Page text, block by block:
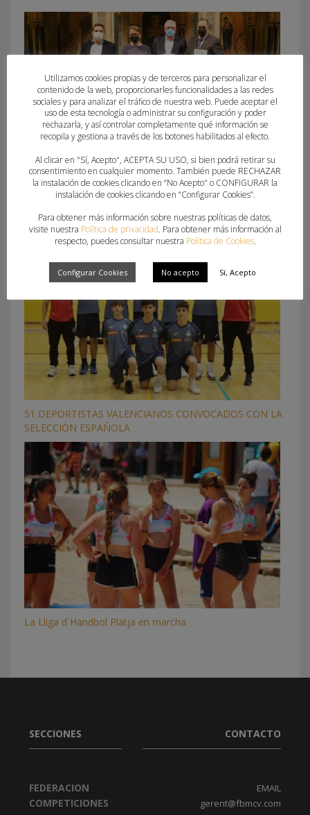
LA BENEFICENCIA ACOGE LA PRESENTACIÓN DEL
VALENCIANA”
51 DEPORTISTAS VALENCIANOS CONVOCADOS CON LA
SELECCIÓN ESPAÑOLA
La Lliga d´Handbol Platja en marcha
SECCIONES
FEDERACION
COMPETICIONES
CONTACTO
EMAIL
gerent@fbmcv.com
Utilizamos cookies propias y de terceros para personalizar el
contenido de la web, proporcionarles funcionalidades a las redes
sociales y para analizar el tráfico de nuestra web. Puede aceptar el
uso de esta tecnología o administrar su configuración y poder
rechazarla, y así controlar completamente qué información se
recopila y gestiona a través de los botones habilitados al efecto.
Al clicar en "Sí, Acepto", ACEPTA SU USO, si bien podrá retirar su
consentimiento en cualquier momento. También puede RECHAZAR
la instalación de cookies clicando en “No Acepto" o CONFIGURAR la
instalación de cookies clicando en “Configurar Cookies”.
Para obtener más información sobre nuestras políticas de datos,
visite nuestra Política de privacidad. Para obtener más información al
respecto, puedes consultar nuestra Política de Cookies.
Configurar Cookies No acepto Sí, Acepto